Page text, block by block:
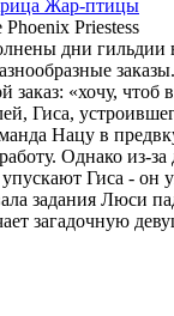
Жар-птицы
Priestess
дни гильдии
заказ: «хочу, чтоб
Гиса,
Нацу в
Однако из-
Гиса - он
задания Люси
загадочную